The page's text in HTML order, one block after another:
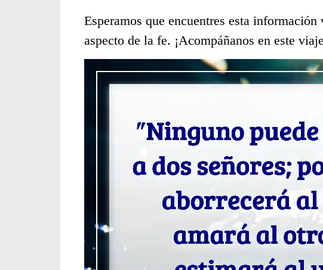
Esperamos que encuentres esta
aspecto de la fe. ¡Acompáñanos en este